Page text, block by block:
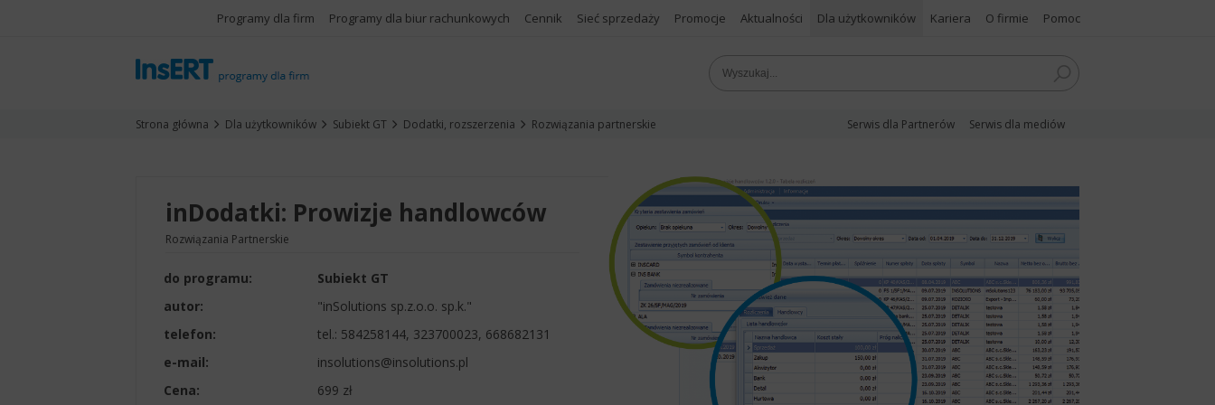
Programy dla firm Programy dla biur rachunkowych Cennik Sieć sprzedaży Promocje Aktualności Dla użytkowników Kariera O firmie Pomoc
Strona główna Dla użytkowników Subiekt GT Dodatki, rozszerzenia Rozwiązania partnerskie Serwis dla Partnerów Serwis dla mediów
inDodatki: Prowizje handlowców
Rozwiązania Partnerskie
do programu:
Subiekt GT
autor:
"inSolutions sp.z.o.o. sp.k."
telefon:
tel.: 584258144, 323700023, 668682131
e-mail:
insolutions@insolutions.pl
Cena:
699 zł